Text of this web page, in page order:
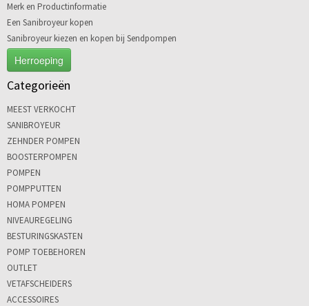
Merk en Productinformatie
Een Sanibroyeur kopen
Sanibroyeur kiezen en kopen bij Sendpompen
Herroeping
Categorieën
MEEST VERKOCHT
SANIBROYEUR
ZEHNDER POMPEN
BOOSTERPOMPEN
POMPEN
POMPPUTTEN
HOMA POMPEN
NIVEAUREGELING
BESTURINGSKASTEN
POMP TOEBEHOREN
OUTLET
VETAFSCHEIDERS
ACCESSOIRES